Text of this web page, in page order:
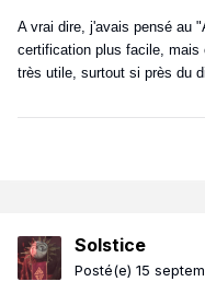
A vrai dire, j'avais pensé au
certification plus facile, mais
très utile, surtout si près du
Solstice
Posté(e) 15